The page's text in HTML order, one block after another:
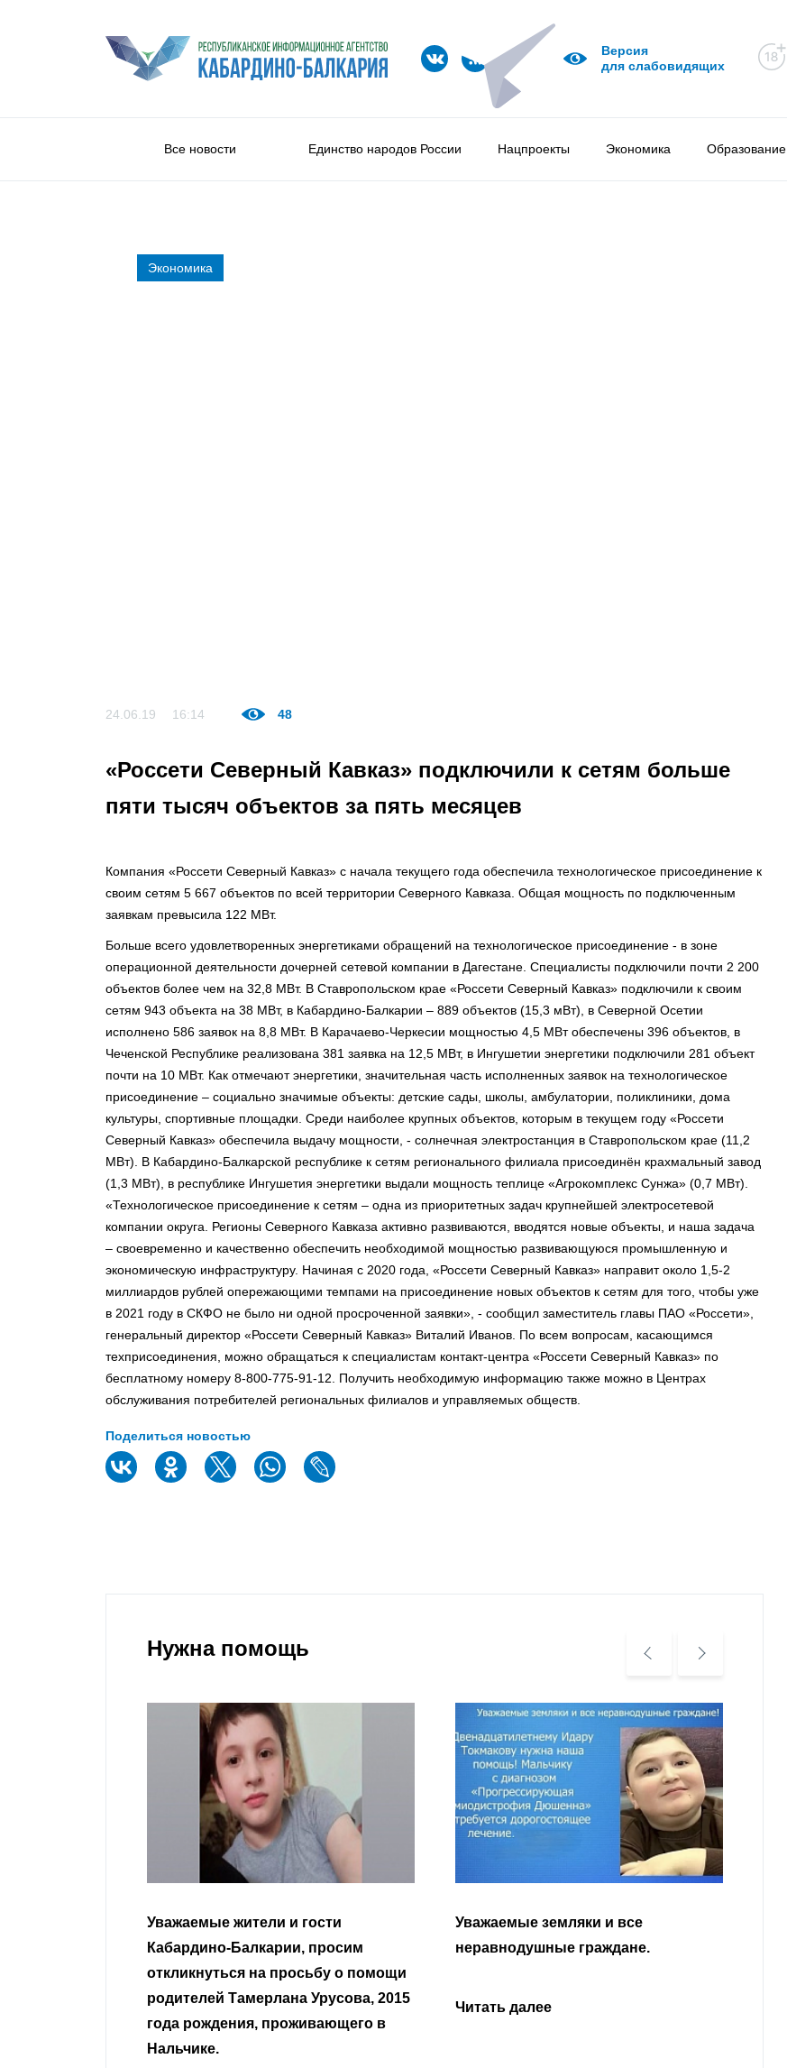
Версия
для слабовидящих
Все новости Единство народов России Нацпроекты Экономика Образование
Экономика
24.06.19 16:14 48
«Россети Северный Кавказ» подключили к сетям больше
пяти тысяч объектов за пять месяцев
Компания «Россети Северный Кавказ» с начала текущего года обеспечила технологическое присоединение к
своим сетям 5 667 объектов по всей территории Северного Кавказа. Общая мощность по подключенным
заявкам превысила 122 МВт.
Больше всего удовлетворенных энергетиками обращений на технологическое присоединение - в зоне
операционной деятельности дочерней сетевой компании в Дагестане. Специалисты подключили почти 2 200
объектов более чем на 32,8 МВт. В Ставропольском крае «Россети Северный Кавказ» подключили к своим
сетям 943 объекта на 38 МВт, в Кабардино-Балкарии – 889 объектов (15,3 мВт), в Северной Осетии
исполнено 586 заявок на 8,8 МВт. В Карачаево-Черкесии мощностью 4,5 МВт обеспечены 396 объектов, в
Чеченской Республике реализована 381 заявка на 12,5 МВт, в Ингушетии энергетики подключили 281 объект
почти на 10 МВт. Как отмечают энергетики, значительная часть исполненных заявок на технологическое
присоединение – социально значимые объекты: детские сады, школы, амбулатории, поликлиники, дома
культуры, спортивные площадки. Среди наиболее крупных объектов, которым в текущем году «Россети
Северный Кавказ» обеспечила выдачу мощности, - солнечная электростанция в Ставропольском крае (11,2
МВт). В Кабардино-Балкарской республике к сетям регионального филиала присоединён крахмальный завод
(1,3 МВт), в республике Ингушетия энергетики выдали мощность теплице «Агрокомплекс Сунжа» (0,7 МВт).
«Технологическое присоединение к сетям – одна из приоритетных задач крупнейшей электросетевой
компании округа. Регионы Северного Кавказа активно развиваются, вводятся новые объекты, и наша задача
– своевременно и качественно обеспечить необходимой мощностью развивающуюся промышленную и
экономическую инфраструктуру. Начиная с 2020 года, «Россети Северный Кавказ» направит около 1,5-2
миллиардов рублей опережающими темпами на присоединение новых объектов к сетям для того, чтобы уже
в 2021 году в СКФО не было ни одной просроченной заявки», - сообщил заместитель главы ПАО «Россети»,
генеральный директор «Россети Северный Кавказ» Виталий Иванов. По всем вопросам, касающимся
техприсоединения, можно обращаться к специалистам контакт-центра «Россети Северный Кавказ» по
бесплатному номеру 8-800-775-91-12. Получить необходимую информацию также можно в Центрах
обслуживания потребителей региональных филиалов и управляемых обществ.
Поделиться новостью
Нужна помощь
Уважаемые земляки и все
неравнодушные граждане.
Читать далее
Читать далее